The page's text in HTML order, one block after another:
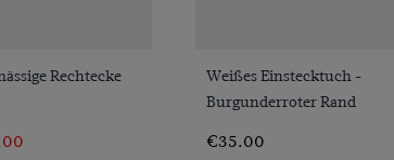
Rechtecke
VORSCHAU
Weißes Einstecktuch -
Burgunderroter Rand
€35.00